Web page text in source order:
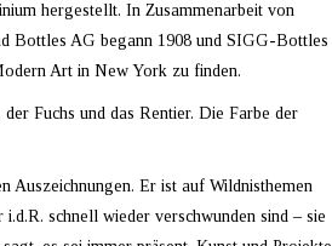
hergestellt. In Zusammenarbeit von
Bottles AG begann 1908 und SIGG-Bottles
Art in New York zu finden.
Fuchs und das Rentier. Die Farbe der
Er ist auf Wildnisthemen
schnell wieder verschwunden sind – sie